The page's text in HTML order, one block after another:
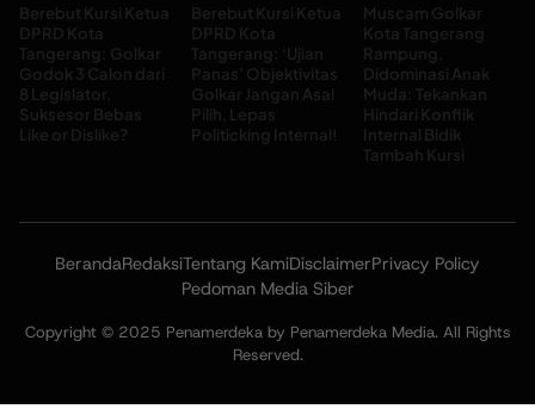
Berebut Kursi Ketua
DPRD Kota
Tangerang: Golkar
Godok 3 Calon dari
8 Legislator,
Suksesor Bebas
Like or Dislike?
Berebut Kursi Ketua
DPRD Kota
Tangerang: ‘Ujian
Panas’ Objektivitas
Golkar Jangan Asal
Pilih, Lepas
Politicking Internal!
Muscam Golkar
Kota Tangerang
Rampung,
Didominasi Anak
Muda: Tekankan
Hindari Konflik
Internal Bidik
Tambah Kursi
BerandaRedaksiTentang KamiDisclaimerPrivacy Policy
Pedoman Media Siber
Copyright © 2025 Penamerdeka by Penamerdeka Media. All Rights
Reserved.